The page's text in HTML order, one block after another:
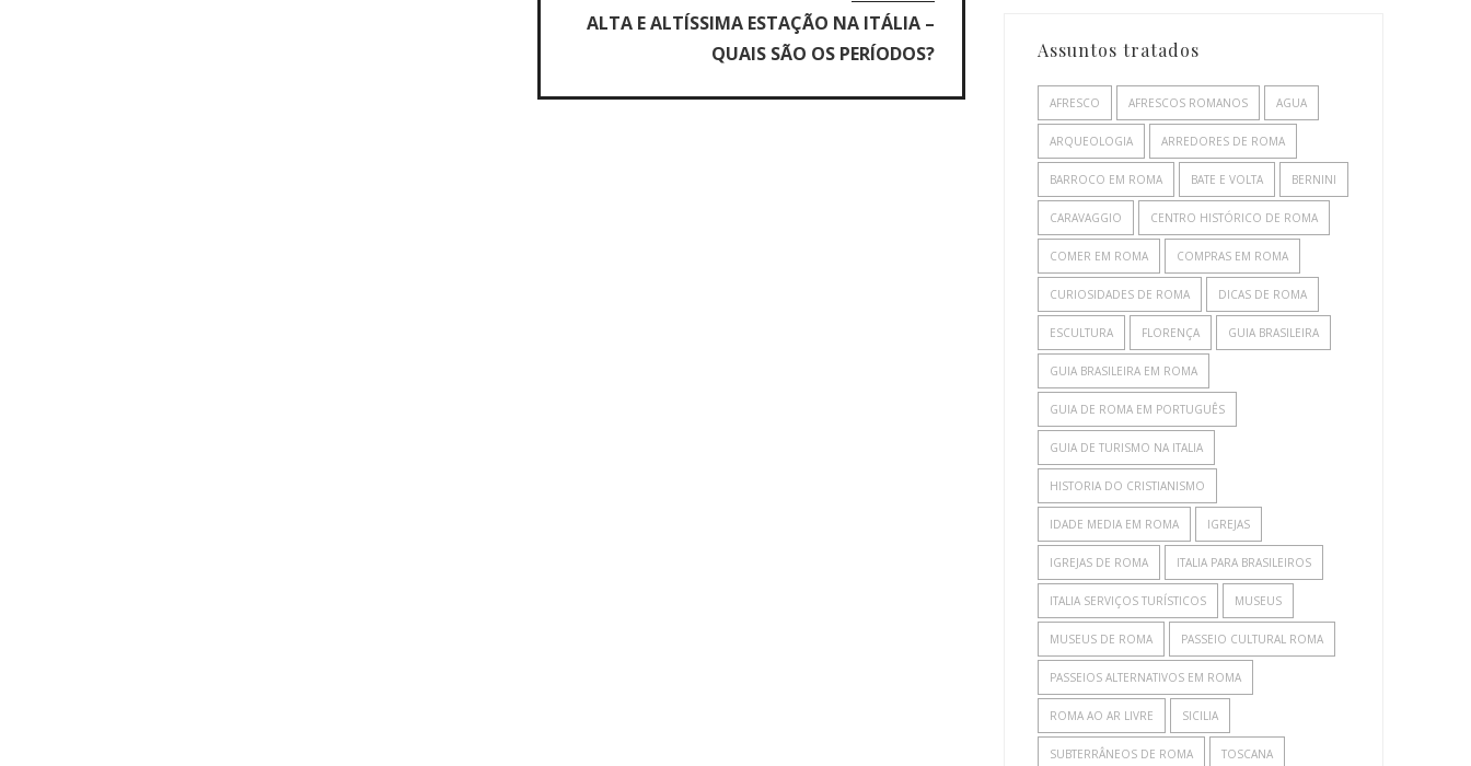
ALTA E ALTÍSSIMA ESTAÇÃO NA ITÁLIA –
QUAIS SÃO OS PERÍODOS?
Assuntos tratados
AFRESCO AFRESCOS ROMANOS AGUA
ARQUEOLOGIA ARREDORES DE ROMA
BARROCO EM ROMA BATE E VOLTA BERNINI
CARAVAGGIO CENTRO HISTÓRICO DE ROMA
COMER EM ROMA COMPRAS EM ROMA
CURIOSIDADES DE ROMA DICAS DE ROMA
ESCULTURA FLORENÇA GUIA BRASILEIRA
GUIA BRASILEIRA EM ROMA
GUIA DE ROMA EM PORTUGUÊS
GUIA DE TURISMO NA ITALIA
HISTORIA DO CRISTIANISMO
IDADE MEDIA EM ROMA IGREJAS
IGREJAS DE ROMA ITALIA PARA BRASILEIROS
ITALIA SERVIÇOS TURÍSTICOS MUSEUS
MUSEUS DE ROMA PASSEIO CULTURAL ROMA
PASSEIOS ALTERNATIVOS EM ROMA
ROMA AO AR LIVRE SICILIA
SUBTERRÂNEOS DE ROMA TOSCANA